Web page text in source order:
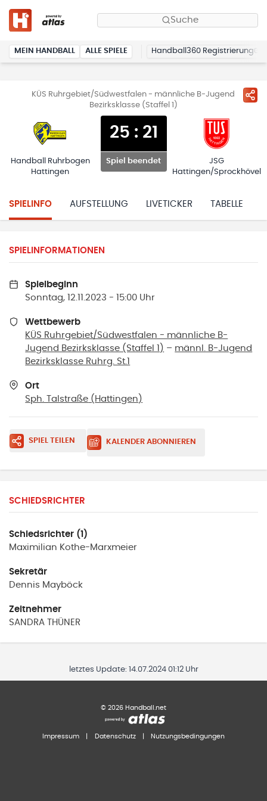
Suche
MEIN HANDBALL ALLE SPIELE Handball360 Registrierung
KÜS Ruhrgebiet/Südwestfalen - männliche B-Jugend
Bezirksklasse (Staffel 1)
Handball Ruhrbogen
Hattingen
25 : 21
Spiel beendet
JSG
Hattingen/Sprockhövel
SPIELINFO AUFSTELLUNG LIVETICKER TABELLE
SPIELINFORMATIONEN
Spielbeginn
Sonntag, 12.11.2023 - 15:00 Uhr
Wettbewerb
KÜS Ruhrgebiet/Südwestfalen - männliche B-
Jugend Bezirksklasse (Staffel 1) – männl. B-Jugend
Bezirksklasse Ruhrg. St.1
Ort
Sph. Talstraße ( Hattingen )
SPIEL TEILEN KALENDER ABONNIEREN
SCHIEDSRICHTER
Schiedsrichter (1)
Maximilian Kothe-Marxmeier
Sekretär
Dennis Mayböck
Zeitnehmer
SANDRA
THÜNER
letztes Update: 14.07.2024 01:12 Uhr
© 2026 Handball.net
Impressum Datenschutz Nutzungsbedingungen